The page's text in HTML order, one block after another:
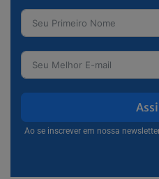
Ao se inscrever em nossa